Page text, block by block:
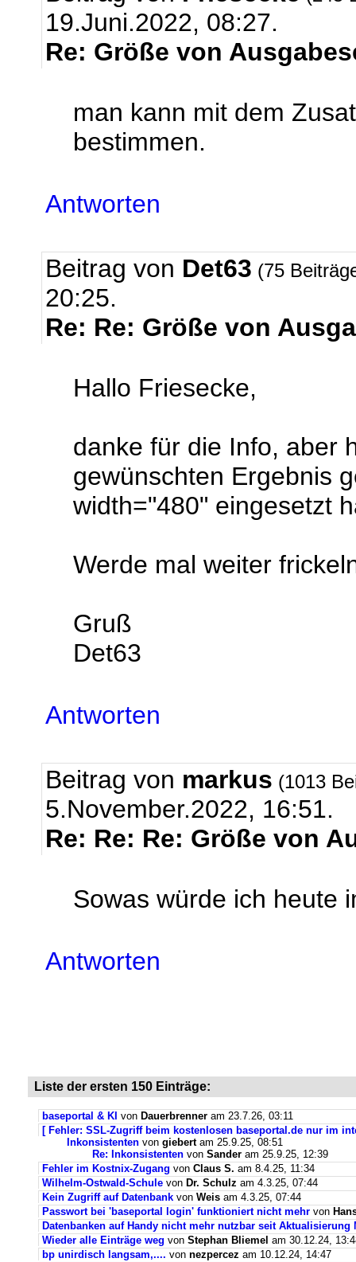
19.Juni.2022, 08:27.
Re: Größe von
man kann mit dem
bestimmen.
Antworten
Beitrag von Det63 (75
20:25.
Re: Re: Größe von
Hallo Friesecke,
danke für die Info, aber
gewünschten Ergebnis
width="480" eingesetzt
Werde mal weiter
Gruß
Det63
Antworten
Beitrag von markus (1013
5.November.2022, 16:51.
Re: Re: Re: Größe von
Sowas würde ich heute
Antworten
Liste der ersten 150 Einträge:
baseportal & KI von Dauerbrenner am 23.7.26, 03:11
[ Fehler: SSL-Zugriff beim kostenlosen baseportal.de nur im
Inkonsistenten von giebertam 25.9.25, 08:51
Re: Inkonsistenten von Sander am 25.9.25, 12:39
Fehler im Kostnix-Zugang von Claus S. am 8.4.25, 11:34
Wilhelm-Ostwald-Schule von Dr. Schulz am 4.3.25, 07:44
Kein Zugriff auf Datenbank von Weis am 4.3.25, 07:44
Passwort bei 'baseportal login' funktioniert nicht mehr von
Datenbanken auf Handy nicht mehr nutzbar seit Aktualisierung
Wieder alle Einträge weg von Stephan Bliemel am 30.12.24,
bp unirdisch langsam,.... von nezpercez am 10.12.24, 14:47